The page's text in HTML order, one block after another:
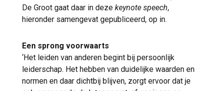
De Groot gaat daar in deze keynote speech,
hieronder samengevat gepubliceerd, op in.
Een sprong voorwaarts
‘Het leiden van anderen begint bij persoonlijk
leiderschap. Het hebben van duidelijke waarden en
normen en daar dichtbij blijven, zorgt ervoor dat je